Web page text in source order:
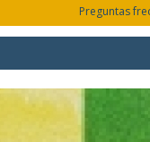
Preguntas